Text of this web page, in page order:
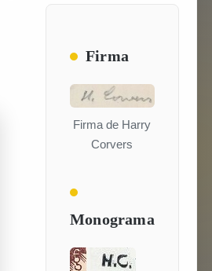
Firma
Firma de Harry
Corvers
Monograma